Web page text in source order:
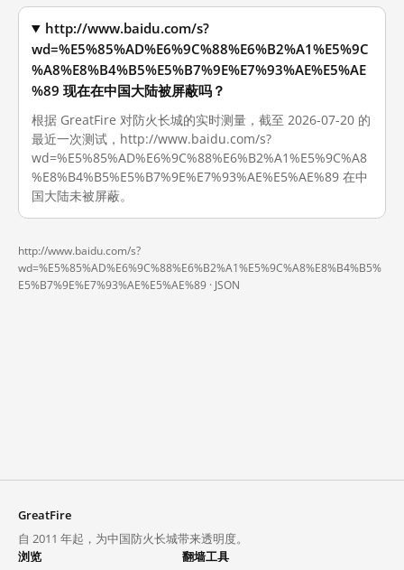
http://www.baidu.com/s?
wd=%E5%85%AD%E6%9C%88%E6%B2%A1%E5%9C
%A8%E8%B4%B5%E5%B7%9E%E7%93%AE%E5%AE
%89 现在在中国大陆被屏蔽吗？
根据 GreatFire 对防火长城的实时测量，截至 2026-07-20 的
最近一次测试，http://www.baidu.com/s?
wd=%E5%85%AD%E6%9C%88%E6%B2%A1%E5%9C%A8
%E8%B4%B5%E5%B7%9E%E7%93%AE%E5%AE%89 在中
国大陆未被屏蔽。
http://www.baidu.com/s?
wd=%E5%85%AD%E6%9C%88%E6%B2%A1%E5%9C%A8%E8%B4%B5%
E5%B7%9E%E7%93%AE%E5%AE%89 · JSON
GreatFire
自 2011 年起，为中国防火长城带来透明度。
浏览
翻墙工具